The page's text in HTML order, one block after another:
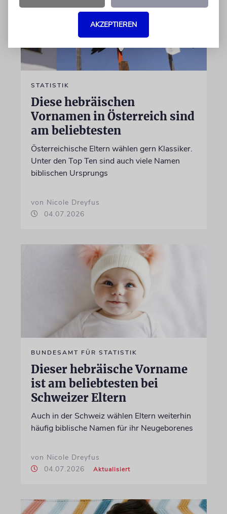
STATISTIK
Diese hebräischen
Vornamen in Österreich sind
am beliebtesten
Österreichische Eltern wählen gern Klassiker.
Unter den Top Ten sind auch viele Namen
biblischen Ursprungs
von Nicole Dreyfus
04.07.2026
BUNDESAMT FÜR STATISTIK
Dieser hebräische Vorname
ist am beliebtesten bei
Schweizer Eltern
Auch in der Schweiz wählen Eltern weiterhin
häufig biblische Namen für ihr Neugeborenes
von Nicole Dreyfus
04.07.2026
Aktualisiert
AKZEPTIEREN